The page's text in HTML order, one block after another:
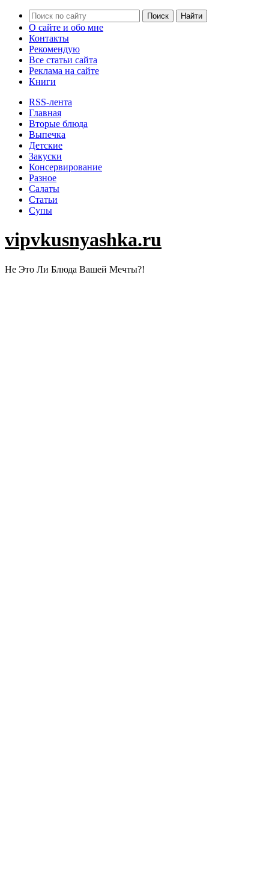
О сайте и обо мне
Контакты
Рекомендую
Все статьи сайта
Реклама на сайте
Книги
RSS-лента
Главная
Вторые блюда
Выпечка
Детские
Закуски
Консервирование
Разное
Салаты
Статьи
Супы
vipvkusnyashka.ru
Не Это Ли Блюда Вашей Мечты?!